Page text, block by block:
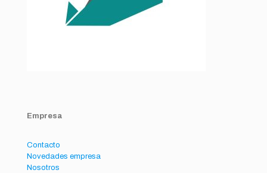
Empresa
Contacto
Novedades empresa
Nosotros